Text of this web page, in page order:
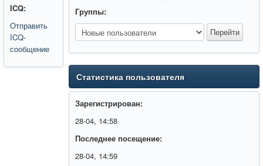
ICQ:
Отправить
ICQ-
сообщение
Группы:
Статистика пользователя
Зарегистрирован:
28-04, 14:58
Последнее посещение:
28-04, 14:59